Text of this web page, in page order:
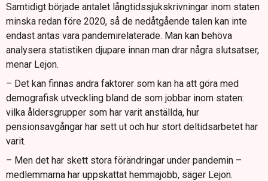
Samtidigt började antalet långtidssjukskrivningar inom staten
minska redan före 2020, så de nedåtgående talen kan inte
endast antas vara pandemirelaterade. Man kan behöva
analysera statistiken djupare innan man drar några slutsatser,
menar Lejon.
– Det kan finnas andra faktorer som kan ha att göra med
demografisk utveckling bland de som jobbar inom staten:
vilka åldersgrupper som har varit anställda, hur
pensionsavgångar har sett ut och hur stort deltidsarbetet har
varit.
– Men det har skett stora förändringar under pandemin –
medlemmarna har uppskattat hemmajobb, säger Lejon.